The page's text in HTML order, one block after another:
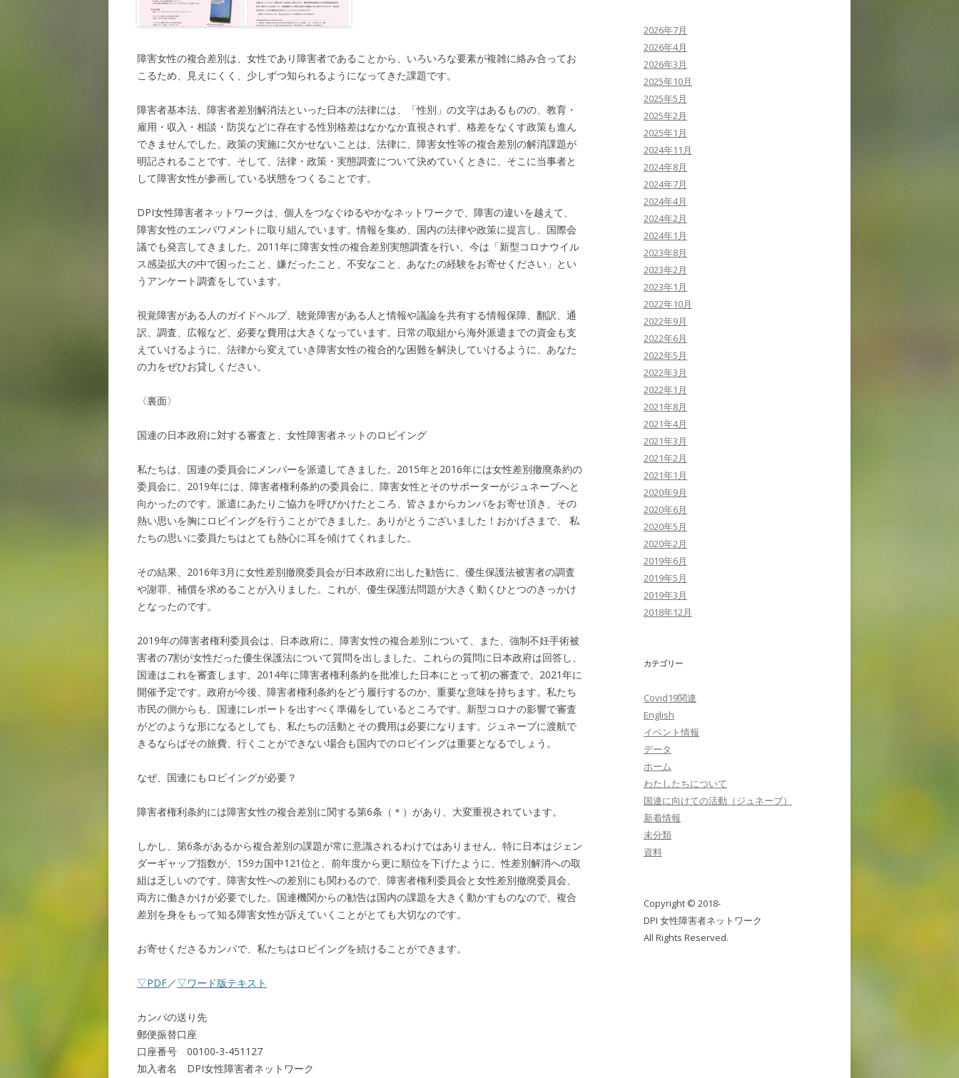
障害女性の複合差別は、女性であり障害者であることから、いろいろな要素が複雑に絡み合ってお
こるため、見えにくく、少しずつ知られるようになってきた課題です。
障害者基本法、障害者差別解消法といった日本の法律には、「性別」の文字はあるものの、教育・
雇用・収入・相談・防災などに存在する性別格差はなかなか直視されず、格差をなくす政策も進ん
できませんでした。政策の実施に欠かせないことは、法律に、障害女性等の複合差別の解消課題が
明記されることです。そして、法律・政策・実態調査について決めていくときに、そこに当事者と
して障害女性が参画している状態をつくることです。
DPI女性障害者ネットワークは、個人をつなぐゆるやかなネットワークで、障害の違いを越えて、
障害女性のエンパワメントに取り組んでいます。情報を集め、国内の法律や政策に提言し、国際会
議でも発言してきました。2011年に障害女性の複合差別実態調査を行い、今は「新型コロナウイル
ス感染拡大の中で困ったこと、嫌だったこと、不安なこと、あなたの経験をお寄せください」とい
うアンケート調査をしています。
視覚障害がある人のガイドヘルプ、聴覚障害がある人と情報や議論を共有する情報保障、翻訳、通
訳、調査、広報など、必要な費用は大きくなっています。日常の取組から海外派遣までの資金も支
えていけるように、法律から変えていき障害女性の複合的な困難を解決していけるように、あなた
の力をぜひお貸しください。
〈裏面〉
国連の日本政府に対する審査と、女性障害者ネットのロビイング
私たちは、国連の委員会にメンバーを派遣してきました。2015年と2016年には女性差別撤廃条約の
委員会に、2019年には、障害者権利条約の委員会に、障害女性とそのサポーターがジュネーブへと
向かったのです。派遣にあたりご協力を呼びかけたところ、皆さまからカンパをお寄せ頂き、その
熱い思いを胸にロビイングを行うことができました。ありがとうございました！おかげさまで、 私
たちの思いに委員たちはとても熱心に耳を傾けてくれました。
その結果、2016年3月に女性差別撤廃委員会が日本政府に出した勧告に、優生保護法被害者の調査
や謝罪、補償を求めることが入りました。これが、優生保護法問題が大きく動くひとつのきっかけ
となったのです。
2019年の障害者権利委員会は、日本政府に、障害女性の複合差別について、また、強制不妊手術被
害者の7割が女性だった優生保護法について質問を出しました。これらの質問に日本政府は回答し、
国連はこれを審査します。2014年に障害者権利条約を批准した日本にとって初の審査で、2021年に
開催予定です。政府が今後、障害者権利条約をどう履行するのか、重要な意味を持ちます。私たち
市民の側からも、国連にレポートを出すべく準備をしているところです。新型コロナの影響で審査
がどのような形になるとしても、私たちの活動とその費用は必要になります。ジュネーブに渡航で
きるならばその旅費、行くことができない場合も国内でのロビイングは重要となるでしょう。
なぜ、国連にもロビイングが必要？
障害者権利条約には障害女性の複合差別に関する第6条（＊）があり、大変重視されています。
しかし、第6条があるから複合差別の課題が常に意識されるわけではありません。特に日本はジェン
ダーギャップ指数が、159カ国中121位と、前年度から更に順位を下げたように、性差別解消への取
組は乏しいのです。障害女性への差別にも関わるので、障害者権利委員会と女性差別撤廃委員会、
両方に働きかけが必要でした。国連機関からの勧告は国内の課題を大きく動かすものなので、複合
差別を身をもって知る障害女性が訴えていくことがとても大切なのです。
お寄せくださるカンパで、私たちはロビイングを続けることができます。
▽PDF／▽ワード版テキスト
カンパの送り先
郵便振替口座
口座番号 00100-3-451127
加入者名 DPI女性障害者ネットワーク
2026年7月
2026年4月
2026年3月
2025年10月
2025年5月
2025年2月
2025年1月
2024年11月
2024年8月
2024年7月
2024年4月
2024年2月
2024年1月
2023年8月
2023年2月
2023年1月
2022年10月
2022年9月
2022年6月
2022年5月
2022年3月
2022年1月
2021年8月
2021年4月
2021年3月
2021年2月
2021年1月
2020年9月
2020年6月
2020年5月
2020年2月
2019年6月
2019年5月
2019年3月
2018年12月
カテゴリー
Covid19関連
English
イベント情報
データ
ホーム
わたしたちについて
国連に向けての活動（ジュネーブ）
新着情報
未分類
資料
Copyright © 2018-
DPI 女性障害者ネットワーク
All Rights Reserved.